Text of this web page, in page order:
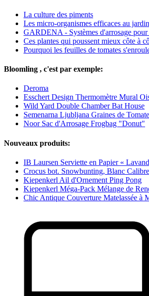
La culture des piments
Les micro-organismes efficaces au jardin
GARDENA - Systèmes d'arrosage pour
Ces plantes qui poussent mieux côte à
Pourquoi les feuilles de tomates
Bloomling , c'est par exemple:
Deroma
Esschert Design Thermomètre Mural
Wild Yard Double Chamber Bat House
Semenarna Ljubljana Graines de
Noor Sac d'Arrosage Frogbag "Donut"
Nouveaux produits:
IB Laursen Serviette en Papier «
Crocus bot. Snowbunting, Blanc
Kiepenkerl Ail d'Ornement Ping Pong
Kiepenkerl Méga-Pack Mélange de
Chic Antique Couverture Matelassée à